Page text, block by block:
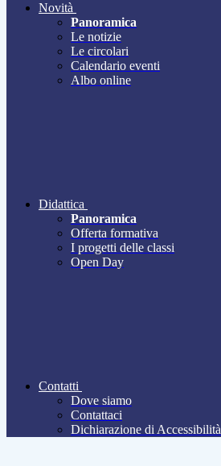
Novità
Panoramica
Le notizie
Le circolari
Calendario eventi
Albo online
Didattica
Panoramica
Offerta formativa
I progetti delle classi
Open Day
Contatti
Dove siamo
Contattaci
Dichiarazione di Accessibilità